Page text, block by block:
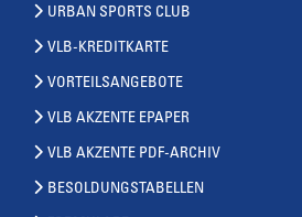
URBAN SPORTS CLUB
VLB-KREDITKARTE
VORTEILSANGEBOTE
VLB AKZENTE EPAPER
VLB AKZENTE PDF-ARCHIV
BESOLDUNGSTABELLEN